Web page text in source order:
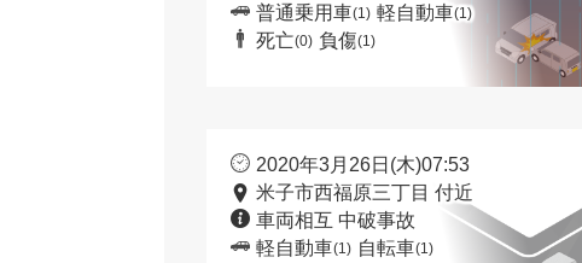
普通乗用車(1) 軽自動車(1)
死亡(0) 負傷(1)
2020年3月26日(木)07:53
米子市西福原三丁目 付近
車両相互 中破事故
軽自動車(1) 自転車(1)